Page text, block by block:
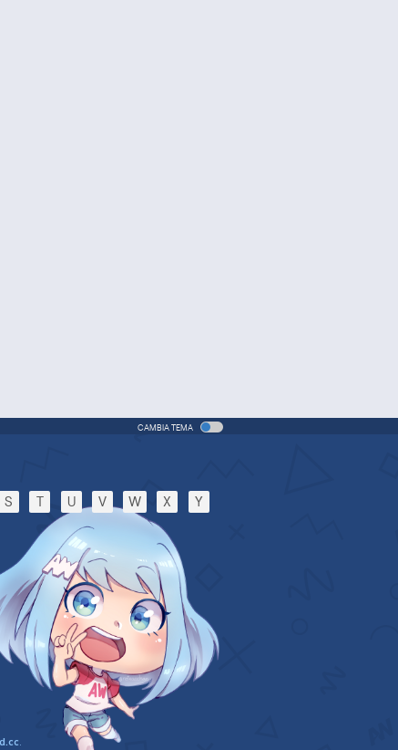
CAMBIA TEMA
S T U V W X
Y
.